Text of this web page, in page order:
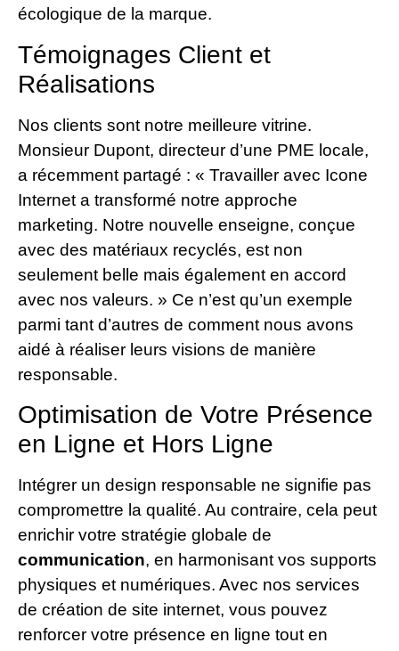
écologique de la marque.
Témoignages Client et
Réalisations
Nos clients sont notre meilleure vitrine.
Monsieur Dupont, directeur d’une PME locale,
a récemment partagé : « Travailler avec Icone
Internet a transformé notre approche
marketing. Notre nouvelle enseigne, conçue
avec des matériaux recyclés, est non
seulement belle mais également en accord
avec nos valeurs. » Ce n’est qu’un exemple
parmi tant d’autres de comment nous avons
aidé à réaliser leurs visions de manière
responsable.
Optimisation de Votre Présence
en Ligne et Hors Ligne
Intégrer un design responsable ne signifie pas
compromettre la qualité. Au contraire, cela peut
enrichir votre stratégie globale de
communication, en harmonisant vos supports
physiques et numériques. Avec nos services
de création de site internet, vous pouvez
renforcer votre présence en ligne tout en